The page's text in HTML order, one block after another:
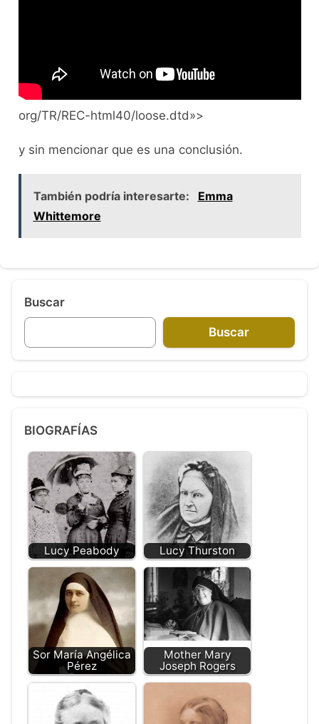
org/TR/REC-html40/loose.dtd»>
y sin mencionar que es una conclusión.
También podría interesarte:
Emma
Whittemore
Buscar
Buscar
BIOGRAFÍAS
Lucy Peabody Lucy Thurston
Sor María Angélica
Pérez
Mother Mary
Joseph Rogers